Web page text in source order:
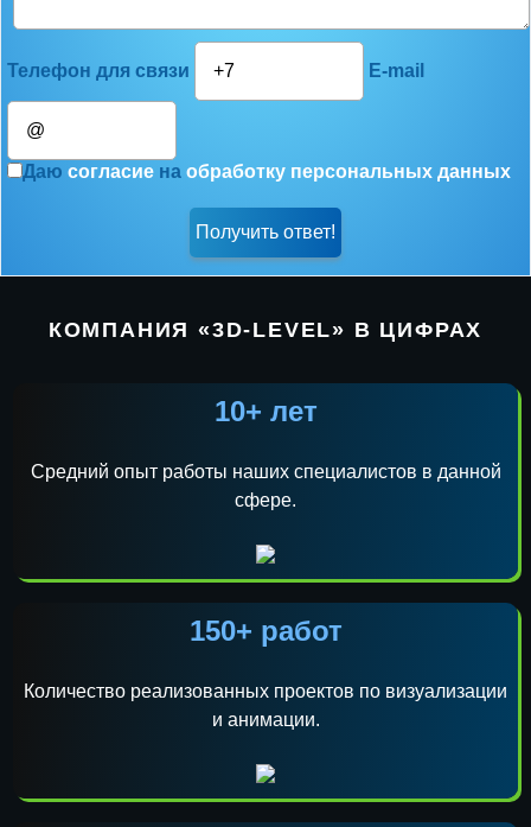
Телефон для связи E-mail
Даю согласие на обработку персональных данных
КОМПАНИЯ «3D-LEVEL» В ЦИФРАХ
10+ лет
Средний опыт работы наших специалистов в данной
сфере.
150+ работ
Количество реализованных проектов по визуализации
и анимации.